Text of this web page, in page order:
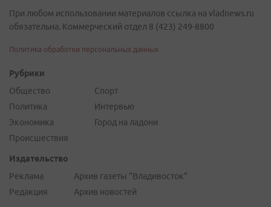
При любом использовании материалов ссылка на vladnews.ru
обязательна. Коммерческий отдел 8 (423) 249-8800
Политика обработки персональных данных
Рубрики
Общество
Политика
Экономика
Происшествия
Спорт
Интервью
Город на ладони
Издательство
Реклама
Редакция
Архив газеты "Владивосток"
Архив новостей